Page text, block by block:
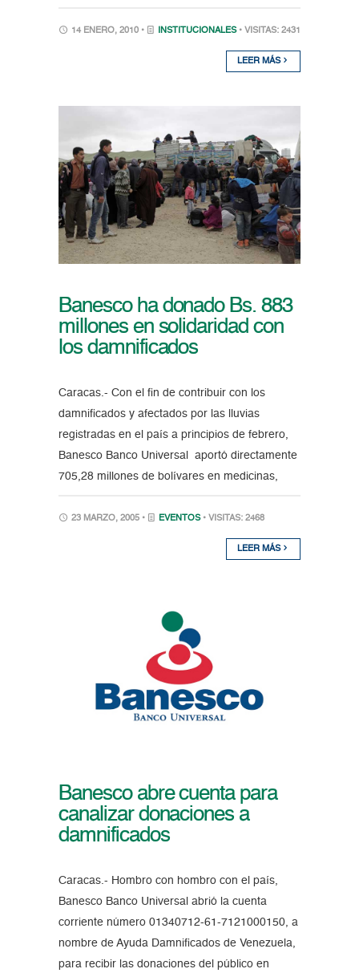
14 ENERO, 2010 • INSTITUCIONALES • VISITAS: 2431
LEER MÁS
Banesco ha donado Bs. 883
millones en solidaridad con
los damnificados
Caracas.- Con el fin de contribuir con los
damnificados y afectados por las lluvias
registradas en el país a principios de febrero,
Banesco Banco Universal aportó directamente
705,28 millones de bolívares en medicinas,
23 MARZO, 2005 • EVENTOS • VISITAS: 2468
LEER MÁS
Banesco abre cuenta para
canalizar donaciones a
damnificados
Caracas.- Hombro con hombro con el país,
Banesco Banco Universal abrió la cuenta
corriente número 01340712-61-7121000150, a
nombre de Ayuda Damnificados de Venezuela,
para recibir las donaciones del público en